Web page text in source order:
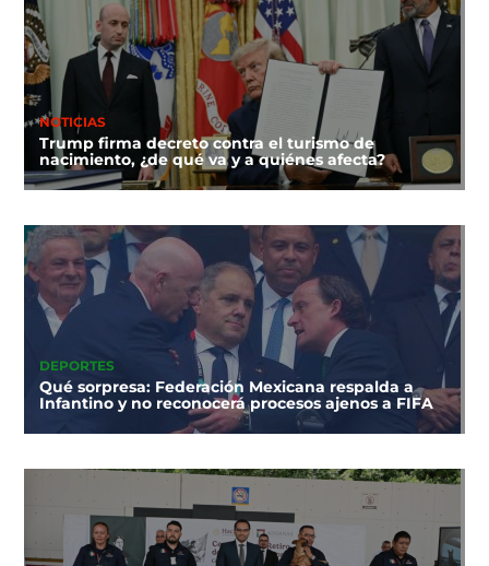
NOTICIAS
Trump firma decreto contra el turismo de
nacimiento, ¿de qué va y a quiénes afecta?
DEPORTES
Qué sorpresa: Federación Mexicana respalda a
Infantino y no reconocerá procesos ajenos a FIFA